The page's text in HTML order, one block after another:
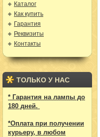
Каталог
Как купить
Гарантия
Реквизиты
Контакты
ТОЛЬКО У НАС
* Гарантия на лампы до
180 дней.
*Оплата при получении
курьеру, в любом